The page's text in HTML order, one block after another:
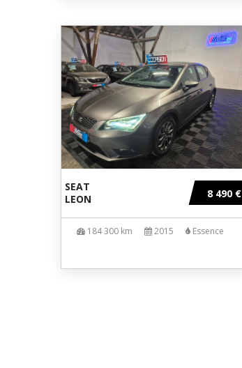
8 490 €
SEAT
LEON
184 300 km 2015 Essence